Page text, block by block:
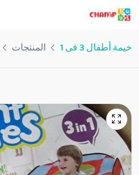
خيمة أطفال 3 فى 1 المنتجات